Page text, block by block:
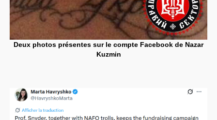
Deux photos présentes sur le compte Facebook de Nazar
Kuzmin